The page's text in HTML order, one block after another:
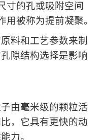
寸的孔或吸附空间
被称为提前凝聚。
和工艺参数来制
隙结构选择是影响
由毫米级的颗粒活
，它具有更快的动
力。